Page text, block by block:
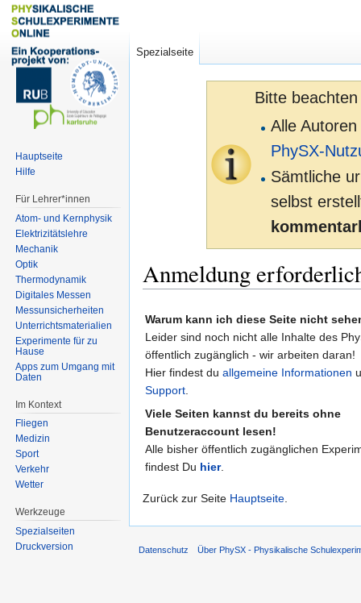
Bitte
Alle
PhySX-
Sämtliche
selbst
Anmeldung
Warum kann ich diese Seite nicht
Leider sind noch nicht alle Inhalte des
öffentlich zugänglich - wir arbeiten daran!
Hier findest du allgemeine Informationen
Support
Viele Seiten kannst du bereits ohne
Benutzeraccount lesen!
Alle bisher öffentlich zugänglichen
findest Du hier.
Zurück zur Seite Hauptseite
Spezialseite
Hauptseite
Hilfe
Für Lehrer*innen
Atom- und Kernphysik
Elektrizitätslehre
Mechanik
Optik
Thermodynamik
Digitales Messen
Messunsicherheiten
Unterrichtsmaterialien
Experimente für zu
Hause
Apps zum Umgang mit
Daten
Im Kontext
Fliegen
Medizin
Sport
Verkehr
Wetter
Werkzeuge
Spezialseiten
Druckversion
Datenschutz Über PhySX - Physikalische